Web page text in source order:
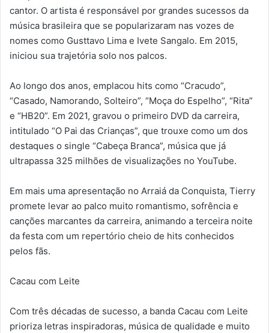
cantor. O artista é responsável por grandes sucessos da
música brasileira que se popularizaram nas vozes de
nomes como Gusttavo Lima e Ivete Sangalo. Em 2015,
iniciou sua trajetória solo nos palcos.
Ao longo dos anos, emplacou hits como “Cracudo”,
“Casado, Namorando, Solteiro”, “Moça do Espelho”, “Rita”
e “HB20”. Em 2021, gravou o primeiro DVD da carreira,
intitulado “O Pai das Crianças”, que trouxe como um dos
destaques o single “Cabeça Branca”, música que já
ultrapassa 325 milhões de visualizações no YouTube.
Em mais uma apresentação no Arraiá da Conquista, Tierry
promete levar ao palco muito romantismo, sofrência e
canções marcantes da carreira, animando a terceira noite
da festa com um repertório cheio de hits conhecidos
pelos fãs.
Cacau com Leite
Com três décadas de sucesso, a banda Cacau com Leite
prioriza letras inspiradoras, música de qualidade e muito